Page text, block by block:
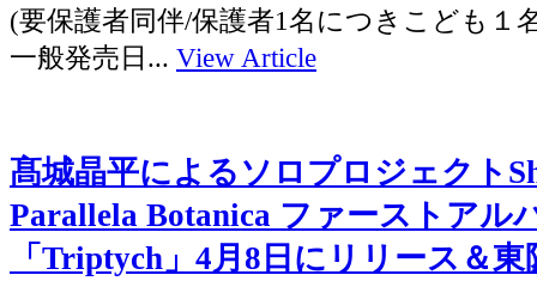
(要保護者同伴/保護者1名につきこども１
一般発売日... View Article
髙城晶平によるソロプロジェクト
Parallela Botanica ファーストアル
「Triptych」4月8日にリリース＆